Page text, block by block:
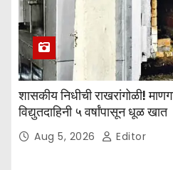
शासकीय निधीची राखरांगोळी!
विद्युतदाहिनी ५ वर्षांपासून धूळ खात
Aug 5, 2026 Editor